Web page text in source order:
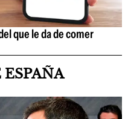
que le da de comer